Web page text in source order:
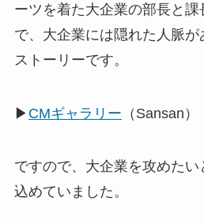
ーツを着た大企業の部長と
で、大企業には隠れた人脈
ストーリーです。
▶ CMギャラリー （Sansan）
ですので、大企業を攻めた
込めていました。